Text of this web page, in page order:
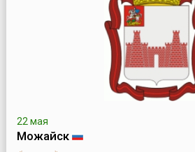
22 мая
Можайск